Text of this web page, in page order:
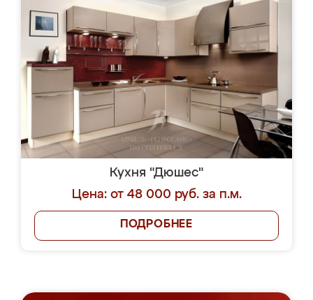
Кухня "Дюшес"
Цена: от 48 000 руб. за п.м.
ПОДРОБНЕЕ